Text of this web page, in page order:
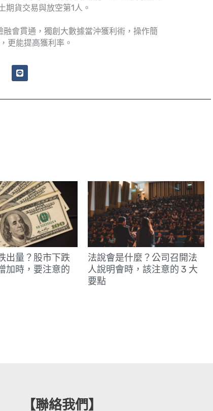
期貨交易與放空第1人。
會貫通，獨創大數據當沖獲利術，操作簡
更能提高獲利率。
L
i
出量？股市下跌
加時，要注意的
法說會是什麼？公司召開法
人說明會時，該注意的 3 大
要點
【聯絡我們】